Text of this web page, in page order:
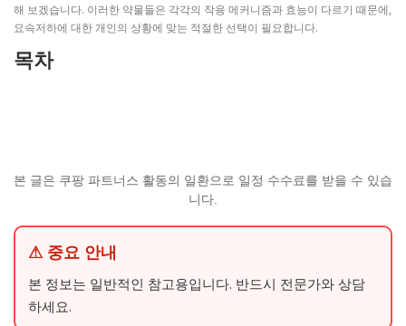
해 보겠습니다. 이러한 약물들은 각각의 작용 메커니즘과 효능이 다르기 때문에,
요속저하에 대한 개인의 상황에 맞는 적절한 선택이 필요합니다.
목차
본 글은 쿠팡 파트너스 활동의 일환으로 일정 수수료를 받을 수 있습
니다.
⚠ 중요 안내
본 정보는 일반적인 참고용입니다. 반드시 전문가와 상담
하세요.